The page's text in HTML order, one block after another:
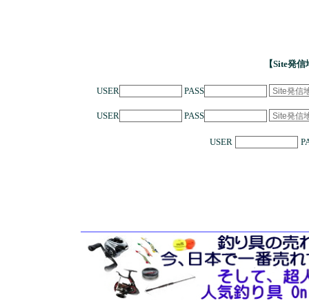
【Site発
USER PASS
USER PASS
USER